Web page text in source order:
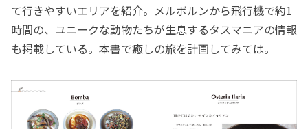
て行きやすいエリアを紹介。メルボルンから飛行機で約1
時間の、ユニークな動物たちが生息するタスマニアの情報
も掲載している。本書で癒しの旅を計画してみては。